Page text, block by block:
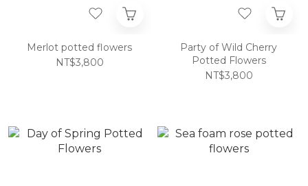
Merlot potted flowers
NT$3,800
Party of Wild Cherry
Potted Flowers
NT$3,800